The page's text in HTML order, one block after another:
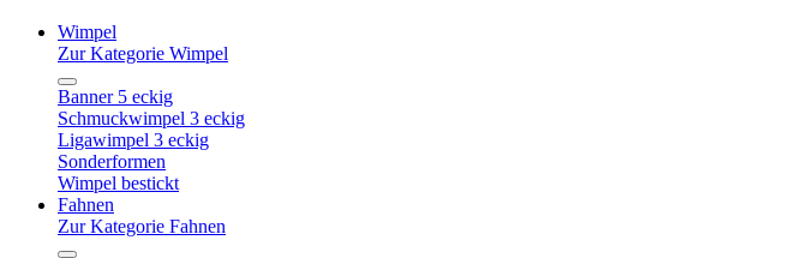
Wimpel
Zur Kategorie Wimpel
Banner 5 eckig
Schmuckwimpel 3 eckig
Ligawimpel 3 eckig
Sonderformen
Wimpel bestickt
Fahnen
Zur Kategorie Fahnen